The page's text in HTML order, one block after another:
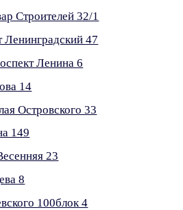
Строителей 32/1
47
Ленина 6
14
Островского 33
149
23
8
100блок 4